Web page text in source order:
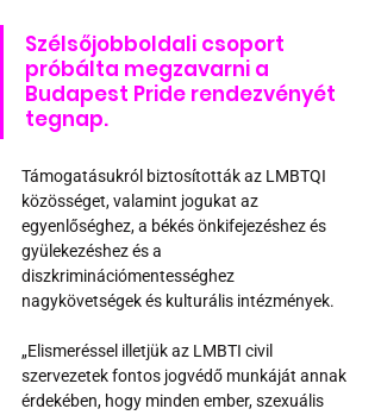
Szélsőjobboldali csoport
próbálta megzavarni a
Budapest Pride rendezvényét
tegnap.
Támogatásukról biztosították az LMBTQI
közösséget, valamint jogukat az
egyenlőséghez, a békés önkifejezéshez és
gyülekezéshez és a
diszkriminációmentességhez
nagykövetségek és kulturális intézmények.
„Elismeréssel illetjük az LMBTI civil
szervezetek fontos jogvédő munkáját annak
érdekében, hogy minden ember, szexuális